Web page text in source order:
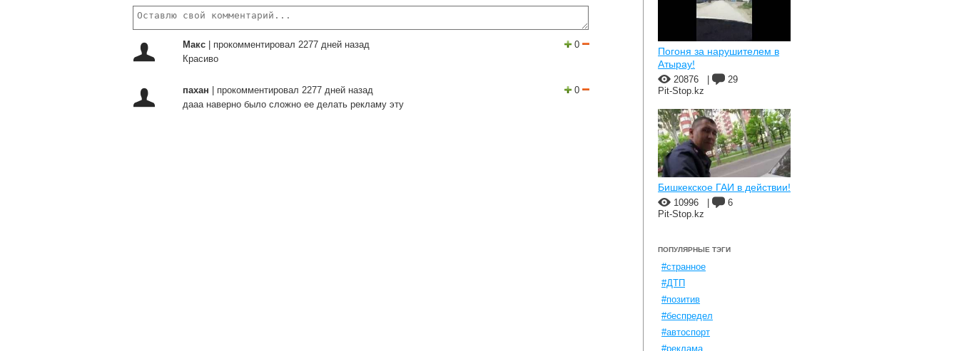
0
Макс
прокомментировал 2277 дней назад
Красиво
0
пахан
прокомментировал 2277 дней назад
дааа наверно было сложно ее делать рекламу эту
Погоня за нарушителем в
Атырау!
20876
29
Pit-Stop.kz
Бишкекское ГАИ в действии!
10996
6
Pit-Stop.kz
ПОПУЛЯРНЫЕ ТЭГИ
#странное
#ДТП
#позитив
#беспредел
#автоспорт
#реклама